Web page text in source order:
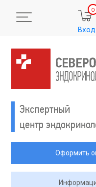
0
Вход
Экспертный
центр
Оформить